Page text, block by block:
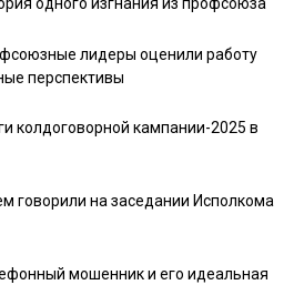
одного изгнания из профсоюза
лидеры оценили работу
перспективы
колдоговорной кампании-2025 в
говорили на заседании Исполкома
мошенник и его идеальная